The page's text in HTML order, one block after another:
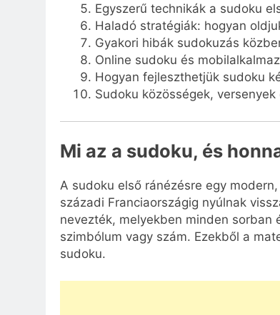
Egyszerű technikák a sudoku
Haladó stratégiák: hogyan
Gyakori hibák sudokuzás
Online sudoku és
Hogyan fejleszthetjük sudoku
Sudoku közösségek,
Mi az a sudoku, és
A sudoku első ránézésre egy
századi Franciaországig nyúlnak
nevezték, melyekben minden sorban
szimbólum vagy szám. Ezekből a
sudoku.